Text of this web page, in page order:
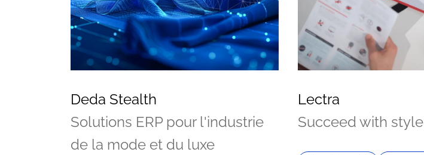
Deda Stealth
Solutions ERP pour l'industrie
de la mode et du luxe
Lectra
Succeed with style